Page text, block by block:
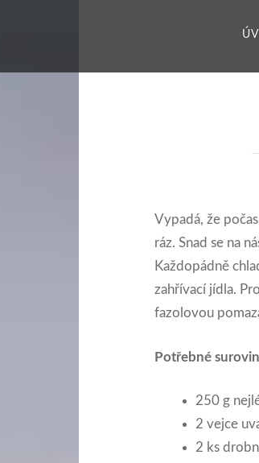
Vypadá, že
ráz. Snad se na
Každopádně
zahřívací jídla.
fazolovou
Potřebné
250 g
2 vejce
2 ks